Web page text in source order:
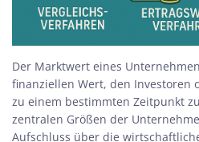
Der Marktwert eines
finanziellen Wert, den Investoren
zu einem bestimmten Zeitpunkt
zentralen Größen der
Aufschluss über die